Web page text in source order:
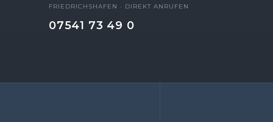
FRIEDRICHSHAFEN · DIREKT ANRUFEN
07541 73 49 0